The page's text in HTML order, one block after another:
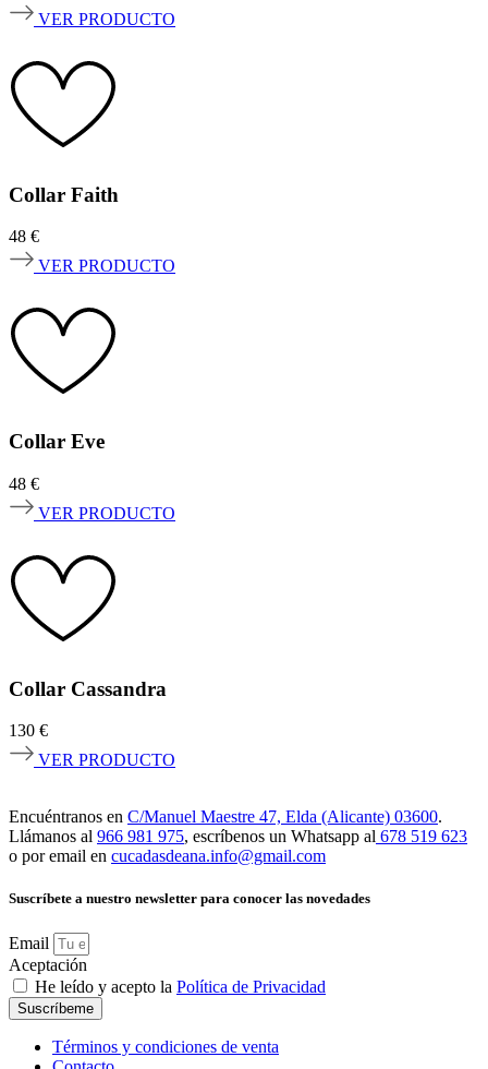
VER PRODUCTO
Collar Faith
48 €
VER PRODUCTO
Collar Eve
48 €
VER PRODUCTO
Collar Cassandra
130 €
VER PRODUCTO
Encuéntranos en C/Manuel Maestre 47, Elda (Alicante) 03600.
Llámanos al 966 981 975, escríbenos un Whatsapp al 678 519 623
o por email en cucadasdeana.info@gmail.com
Suscríbete a nuestro newsletter para conocer las novedades
Email
Aceptación
He leído y acepto la Política de Privacidad
Suscríbeme
Términos y condiciones de venta